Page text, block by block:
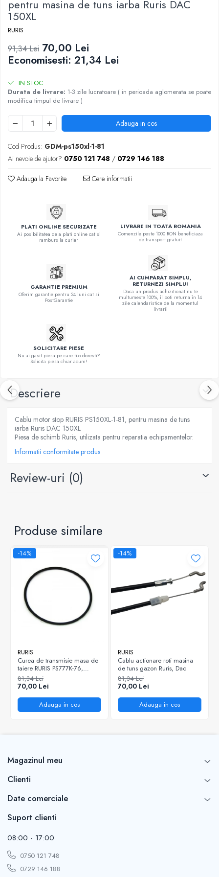
pentru masina de tuns iarba Ruris DAC
150XL
RURIS
91,34 Lei 70,00 Lei
Economisesti: 21,34 Lei
IN STOC
Durata de livrare: 1-3 zile lucratoare ( in perioada aglomerata se poate
modifica timpul de livrare )
Adauga in cos
Cod Produs: GDM-ps150xl-1-81
Ai nevoie de ajutor? 0750 121 748 / 0729 146 188
Adauga la Favorite Cere informatii
PLATI ONLINE SECURIZATE
Ai posibilitatea de a plati online cat si
ramburs la curier
LIVRARE IN TOATA ROMANIA
Comenzile peste 1000 RON beneficiaza
de transport gratuit
GARANTIE PREMIUM
Oferim garantie pentru 24 luni cat si
PostGarantie
AI CUMPARAT SIMPLU,
RETURNEZI SIMPLU!
Daca un produs achizitionat nu te
multumeste 100%, îl poti returna în 14
zile calendaristice de la momentul
livrarii
SOLICITARE PIESE
Nu ai gasit piesa pe care ti-o doresti?
Solicita piesa chiar acum!
Descriere
Cablu motor stop RURIS PS150XL-1-81, pentru masina de tuns
iarba Ruris DAC 150XL
Piesa de schimb Ruris, utilizata pentru reparatia echipamentelor.
Informatii conformitate produs
Review-uri (0)
Produse similare
-14%
RURIS
Curea de transmisie masa de
taiere RURIS PS777K-76,
pentru motocositori Ruris DAC
777K
81,34 Lei
70,00 Lei
Adauga in cos
-14%
RURIS
Cablu actionare roti masina
de tuns gazon Ruris, Dac
81,34 Lei
70,00 Lei
Adauga in cos
Magazinul meu
Clienti
Date comerciale
Suport clienti
08:00 - 17:00
0750 121 748
0729 146 188